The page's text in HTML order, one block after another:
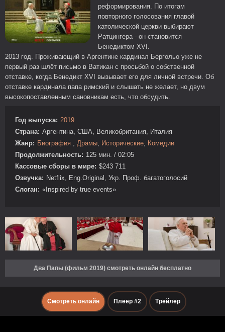
реформирования. По итогам
повторного голосования главой
католической церкви выбирают
Ратцингера - он становится
Бенедиктом XVI.
2013 год. Проживающий в Аргентине кардинал Бергольо уже не
первый раз шлёт письмо в Ватикан с просьбой о собственной
отставке, когда Бенедикт XVI вызывает его для личной встречи. Об
отставке кардинала папа римский и слышать не желает, но двум
высокопоставленным сановникам есть, что обсудить.
Год выпуска: 2019
Страна: Аргентина, США, Великобритания, Италия
Жанр: Биография , Драмы, Исторические, Комедии
Продолжительность: 125 мин. / 02:05
Кассовые сборы в мире: $243 711
Озвучка: Netflix, Eng.Original, Укр. Проф. багатоголосий
Слоган: «Inspired by true events»
Два Папы (фильм 2019) смотреть онлайн бесплатно
Смотреть онлайн Плеер #2 Трейлер